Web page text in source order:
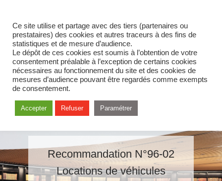
Recommandation N°96-02
Locations de véhicules
Ce site utilise et partage avec des tiers (partenaires ou
prestataires) des cookies et autres traceurs à des fins de
statistiques et de mesure d’audience.
Le dépôt de ces cookies est soumis à l’obtention de votre
consentement préalable à l’exception de certains cookies
nécessaires au fonctionnement du site et des cookies de
mesures d’audience pouvant être regardés comme exempts
de consentement.
Accepter Refuser Paramétrer